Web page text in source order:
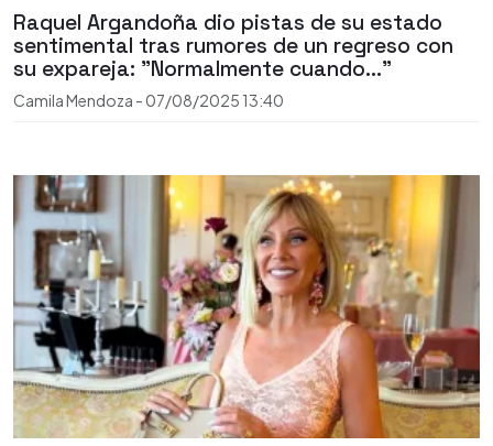
Raquel Argandoña dio pistas de su estado
sentimental tras rumores de un regreso con
su expareja: "Normalmente cuando..."
Camila Mendoza - 07/08/2025 13:40